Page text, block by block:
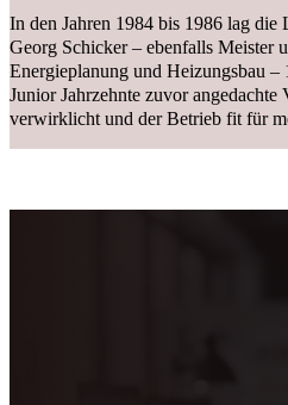
In den Jahren 1984 bis 1986 lag
Georg Schicker – ebenfalls
Energieplanung und Heizungsbau
Junior Jahrzehnte zuvor
verwirklicht und der Betrieb fit für